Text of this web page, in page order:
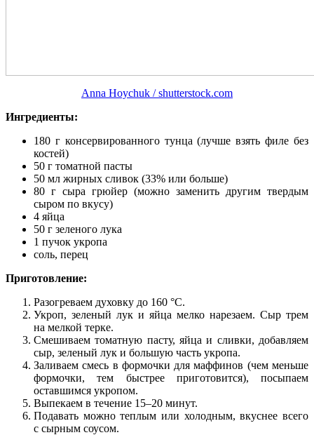
Anna Hoychuk / shutterstock.com
Ингредиенты:
180 г консервированного тунца (лучше взять филе без
костей)
50 г томатной пасты
50 мл жирных сливок (33% или больше)
80 г сыра грюйер (можно заменить другим твердым
сыром по вкусу)
4 яйца
50 г зеленого лука
1 пучок укропа
соль, перец
Приготовление:
Разогреваем духовку до 160 °С.
Укроп, зеленый лук и яйца мелко нарезаем. Сыр трем
на мелкой терке.
Смешиваем томатную пасту, яйца и сливки, добавляем
сыр, зеленый лук и большую часть укропа.
Заливаем смесь в формочки для маффинов (чем меньше
формочки, тем быстрее приготовится), посыпаем
оставшимся укропом.
Выпекаем в течение 15–20 минут.
Подавать можно теплым или холодным, вкуснее всего
с сырным соусом.